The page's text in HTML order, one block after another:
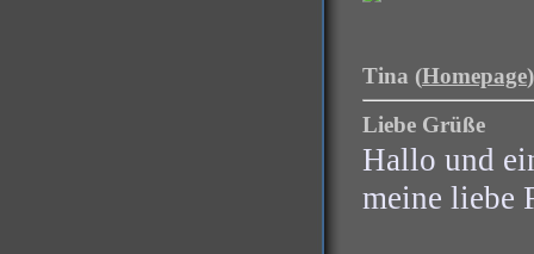
Tina (Homepage
Liebe Grüße
Hallo und
meine liebe